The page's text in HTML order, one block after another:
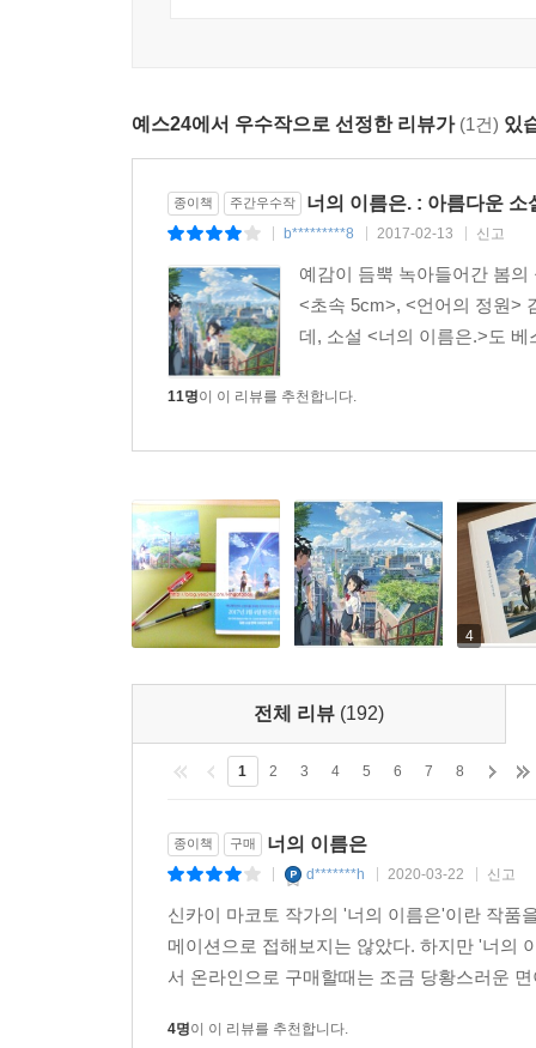
예스24에서 우수작으로 선정한 리뷰가 (1건) 있
종이책 주간우수작 너의 이름은. : 아름다운 소
b*********8 2017-02-13 신고
예감이 듬뿍 녹아들어간 봄
<초속 5cm>, <언어의 정원>
데, 소설 <너의 이름은.>도
11명이 이 리뷰를 추천합니다.
4
전체 리뷰 (192)
1 2 3 4 5 6 7 8
종이책 구매 너의 이름은
d*******h 2020-03-22 신고
신카이 마코토 작가의 '너의 이름은'이란 작품
메이션으로 접해보지는 않았다. 하지만 '너의
서 온라인으로 구매할때는 조금 당황스러운
4명이 이 리뷰를 추천합니다.